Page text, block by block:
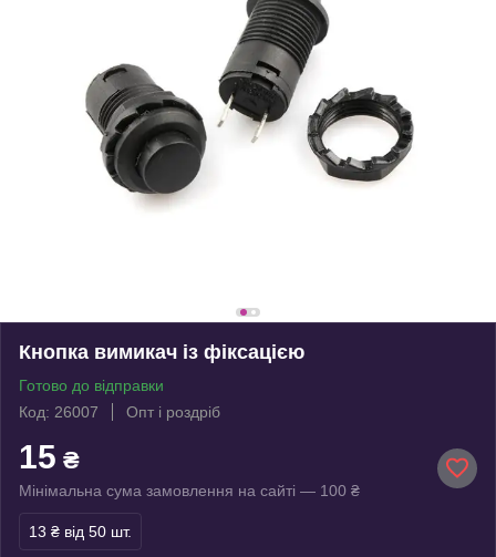
Кнопка вимикач із фіксацією
Готово до відправки
Код: 26007
Опт і роздріб
15 ₴
Мінімальна сума замовлення на сайті — 100 ₴
13 ₴ від 50 шт.